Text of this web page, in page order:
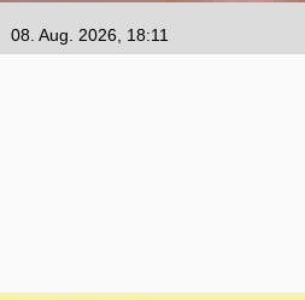
08. Aug. 2026, 18:11